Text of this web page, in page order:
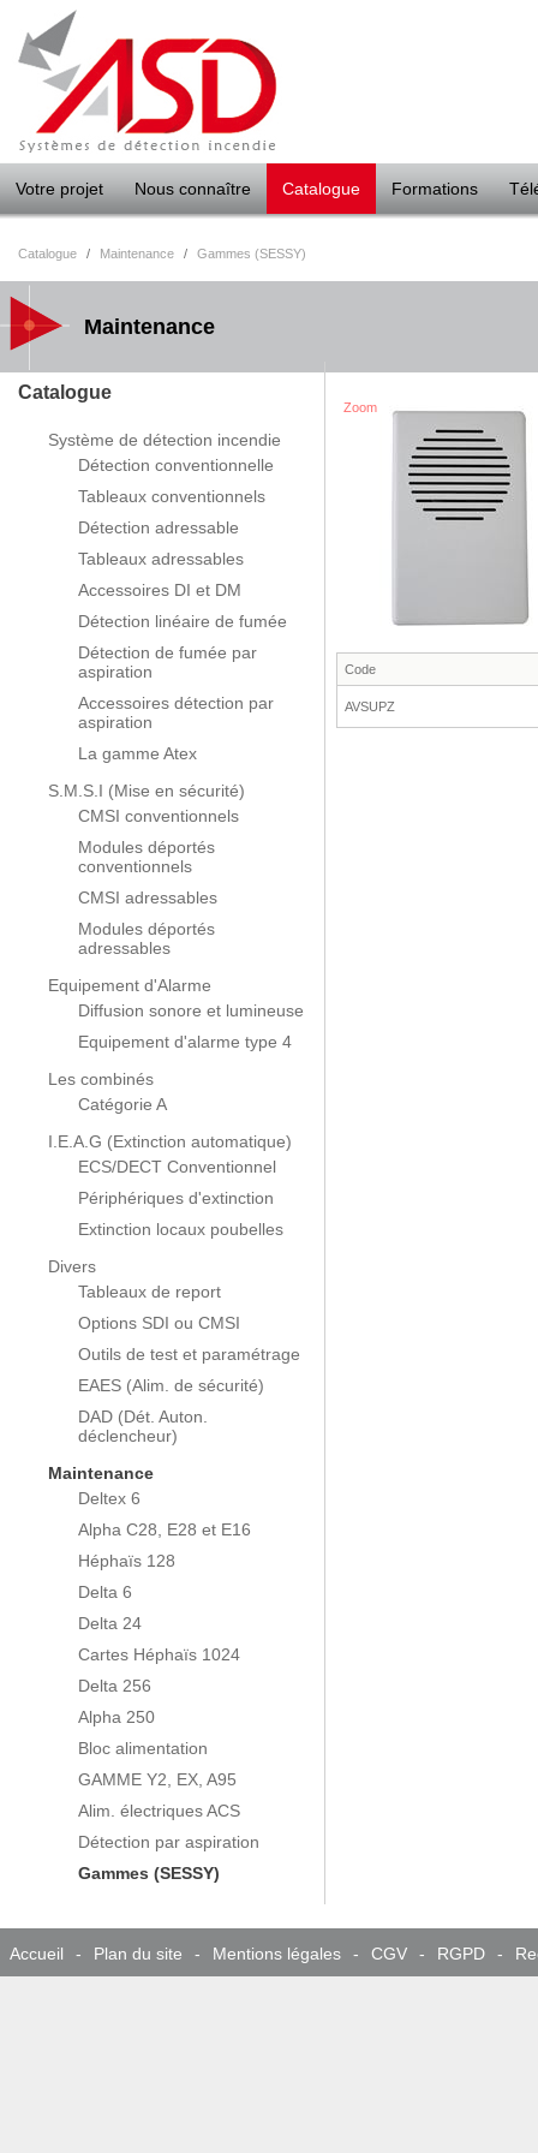
Votre projet Nous connaître Catalogue Formations
Catalogue
Système de détection incendie
Détection conventionnelle
Tableaux conventionnels
Détection adressable
Tableaux adressables
Accessoires DI et DM
Détection linéaire de fumée
Détection de fumée par
aspiration
Accessoires détection par
aspiration
La gamme Atex
S.M.S.I (Mise en sécurité)
CMSI conventionnels
Modules déportés
conventionnels
CMSI adressables
Modules déportés
adressables
Equipement d'Alarme
Diffusion sonore et lumineuse
Equipement d'alarme type 4
Les combinés
Catégorie A
I.E.A.G (Extinction automatique)
ECS/DECT Conventionnel
Périphériques d'extinction
Extinction locaux poubelles
Divers
Tableaux de report
Options SDI ou CMSI
Outils de test et paramétrage
EAES (Alim. de sécurité)
DAD (Dét. Auton.
déclencheur)
Maintenance
Deltex 6
Alpha C28, E28 et E16
Héphaïs 128
Delta 6
Delta 24
Cartes Héphaïs 1024
Delta 256
Alpha 250
Bloc alimentation
GAMME Y2, EX, A95
Alim. électriques ACS
Détection par aspiration
Gammes (SESSY)
Catalogue / Maintenance / Gammes (SESSY)
Maintenance
Zoom
Code
AVSUPZ
Accueil - Plan du site - Mentions légales - CGV - RGPD -
Panneau de gestion des cookies